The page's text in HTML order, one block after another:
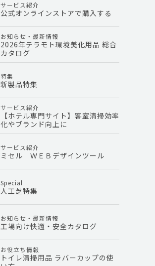
サービス紹介
公式オンラインストアで購入する
お知らせ・最新情報
2026年テラモト環境美化用品 総合
カタログ
特集
新製品特集
サービス紹介
【ホテル専門サイト】客室清掃効率
化やブランド向上に
サービス紹介
ミセル ＷＥＢデザインツール
Special
人工芝特集
お知らせ・最新情報
工場向け快適・安全カタログ
お役立ち情報
トイレ清掃用品 ラバーカップの使